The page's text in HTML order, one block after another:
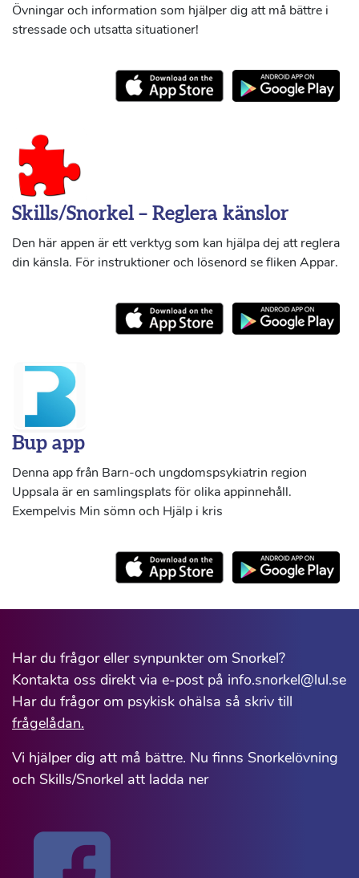
Övningar och information som hjälper dig att må bättre i
stressade och utsatta situationer!
Skills/Snorkel – Reglera känslor
Den här appen är ett verktyg som kan hjälpa dej att reglera
din känsla. För instruktioner och lösenord se fliken Appar.
Bup app
Denna app från Barn-och ungdomspsykiatrin region
Uppsala är en samlingsplats för olika appinnehåll.
Exempelvis Min sömn och Hjälp i kris
Har du frågor eller synpunkter om Snorkel?
Kontakta oss direkt via e-post på info.snorkel@lul.se
Har du frågor om psykisk ohälsa så skriv till
frågelådan.
Vi hjälper dig att må bättre. Nu finns Snorkelövning
och Skills/Snorkel att ladda ner